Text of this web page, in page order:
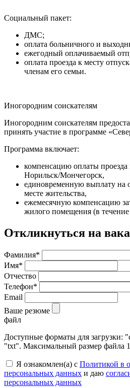
Социальный пакет:
ДМС;
оплата больничного и
ежегодный оплачиваемый
оплата проезда к месту
членам его семьи.
Иногородним соискателям
Иногородним соискателям
принять участие в программе
Программа включает:
компенсацию оплаты проезда
Норильск/Мончегорск,
единовременную выплату на
месте жительства,
ежемесячную компенсацию
жилого помещения (в
Откликнуться на
Фамилия*
Имя*
Отчество
Телефон*
Email
Ваше резюме
файл
Доступные форматы для
"txt". Максимальный размер файла
Я ознакомлен(а) с Политикой в
персональных данных и даю
персональных данных